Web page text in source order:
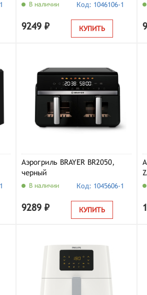
В наличии Код: 1046106-1
9249 ₽ КУПИТЬ
Аэрогриль BRAYER BR2050,
черный
В наличии Код: 1045606-1
9289 ₽ КУПИТЬ